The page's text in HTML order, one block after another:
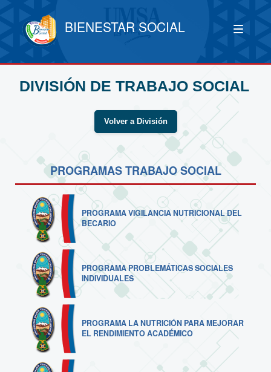
BIENESTAR SOCIAL
DIVISIÓN DE TRABAJO SOCIAL
Volver a División
PROGRAMAS TRABAJO SOCIAL
PROGRAMA VIGILANCIA NUTRICIONAL DEL
BECARIO
PROGRAMA PROBLEMÁTICAS SOCIALES
INDIVIDUALES
PROGRAMA LA NUTRICIÓN PARA MEJORAR
EL RENDIMIENTO ACADÉMICO